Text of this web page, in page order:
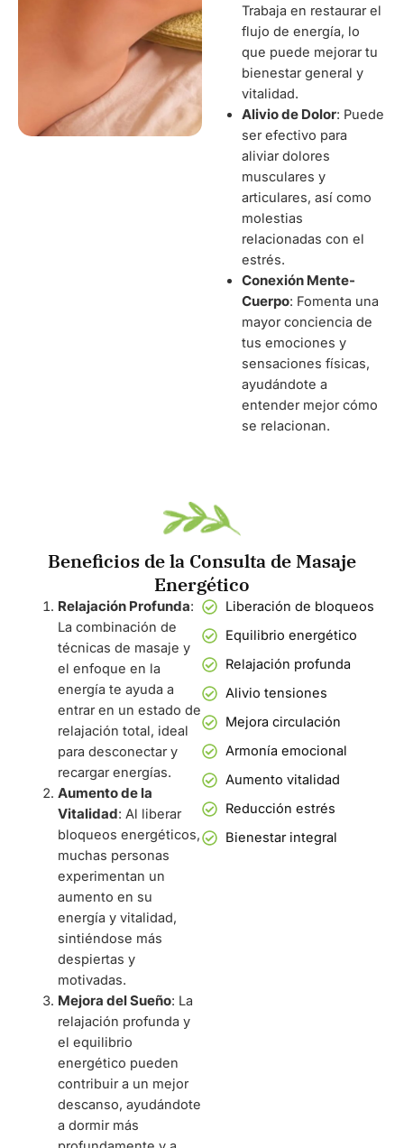
Trabaja en restaurar el
flujo de energía, lo
que puede mejorar tu
bienestar general y
vitalidad.
Alivio de Dolor: Puede
ser efectivo para
aliviar dolores
musculares y
articulares, así como
molestias
relacionadas con el
estrés.
Conexión Mente-
Cuerpo: Fomenta una
mayor conciencia de
tus emociones y
sensaciones físicas,
ayudándote a
entender mejor cómo
se relacionan.
Beneficios de la Consulta de Masaje
Energético
Relajación Profunda:
La combinación de
técnicas de masaje y
el enfoque en la
energía te ayuda a
entrar en un estado de
relajación total, ideal
para desconectar y
recargar energías.
Aumento de la
Vitalidad: Al liberar
bloqueos energéticos,
muchas personas
experimentan un
aumento en su
energía y vitalidad,
sintiéndose más
despiertas y
motivadas.
Mejora del Sueño: La
relajación profunda y
el equilibrio
energético pueden
contribuir a un mejor
descanso, ayudándote
a dormir más
Liberación de bloqueos
Equilibrio energético
Relajación profunda
Alivio tensiones
Mejora circulación
Armonía emocional
Aumento vitalidad
Reducción estrés
Bienestar integral